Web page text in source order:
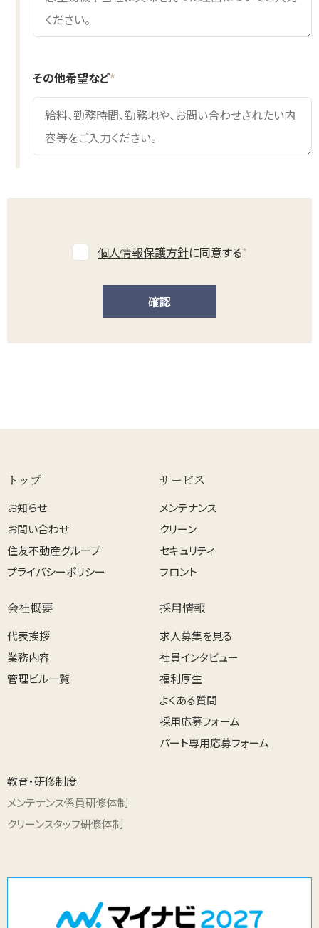
その他希望など*
個人情報保護方針に同意する*
トップ
お知らせ
お問い合わせ
住友不動産グループ
プライバシーポリシー
サービス
メンテナンス
クリーン
セキュリティ
フロント
会社概要
代表挨拶
業務内容
管理ビル一覧
採用情報
求人募集を見る
社員インタビュー
福利厚生
よくある質問
採用応募フォーム
パート専用応募フォーム
教育・研修制度
メンテナンス係員研修体制
クリーンスタッフ研修体制